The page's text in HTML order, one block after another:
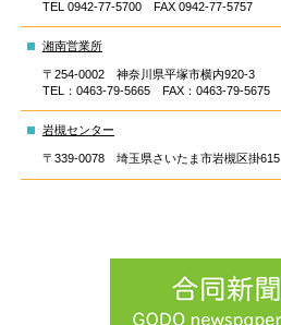
TEL 0942-77-5700 FAX 0942-77-5757
湘南営業所
〒254-0002 神奈川県平塚市横内920-3
TEL：0463-79-5665 FAX：0463-79-5675
岩槻センター
〒339-0078 埼玉県さいたま市岩槻区掛615